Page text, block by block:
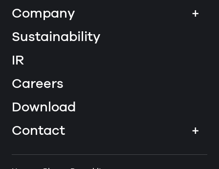
Company
+
Sustainability
IR
Careers
Download
Contact
+